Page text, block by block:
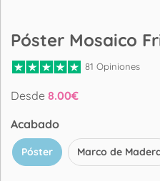
Póster Mosaico
81 Opiniones
Desde 8.00€
Acabado
Póster Marco de